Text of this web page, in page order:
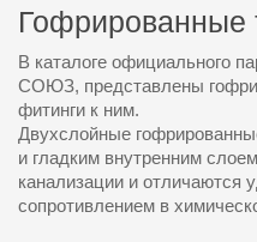
Гофрированные
В каталоге официального
СОЮЗ, представлены
фитинги к ним.
Двухслойные
и гладким внутренним
канализации и отличаются
сопротивлением в